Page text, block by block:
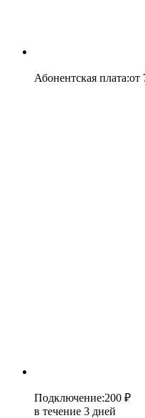
Абонентская плата:от
Подключение:200 ₽
в течение 3 дней